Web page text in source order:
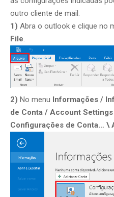
outro cliente de mail.
1) Abra o outlook e clique no
File.
2) No menu Informações /
de Conta / Account Settings
Configurações de Conta… \